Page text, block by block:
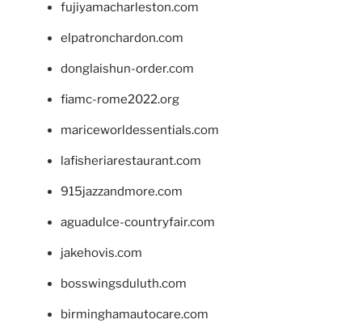
fujiyamacharleston.com
elpatronchardon.com
donglaishun-order.com
fiamc-rome2022.org
mariceworldessentials.com
lafisheriarestaurant.com
915jazzandmore.com
aguadulce-countryfair.com
jakehovis.com
bosswingsduluth.com
birminghamautocare.com